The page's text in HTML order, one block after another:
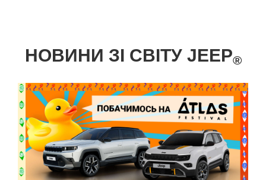
НОВИНИ ЗІ СВІТУ JEEP®